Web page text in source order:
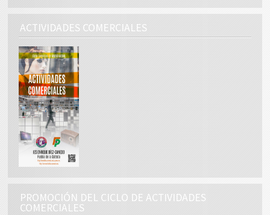
ACTIVIDADES COMERCIALES
PROMOCIÓN DEL CICLO DE ACTIVIDADES
COMERCIALES